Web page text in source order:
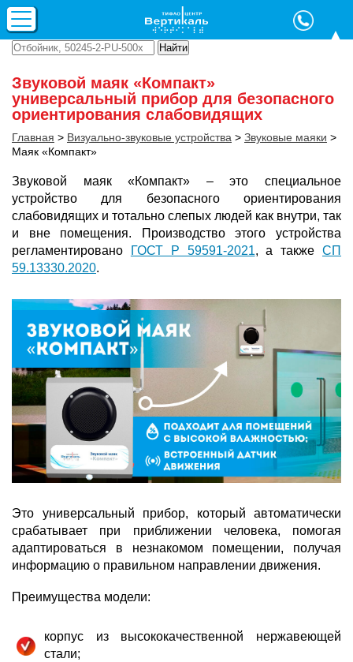
Звуковой маяк «Компакт»
универсальный прибор для безопасного
ориентирования слабовидящих
Главная > Визуально-звуковые устройства > Звуковые маяки >
Маяк «Компакт»
Звуковой маяк «Компакт» – это специальное
устройство для безопасного ориентирования
слабовидящих и тотально слепых людей как внутри, так
и вне помещения. Производство этого устройства
регламентировано
ГОСТ Р 59591-2021, а такжеСП
59.13330.2020.
Это универсальный прибор, который автоматически
срабатывает при приближении человека, помогая
адаптироваться в незнакомом помещении, получая
информацию о правильном направлении движения.
Преимущества модели:
корпус из высококачественной нержавеющей
стали;